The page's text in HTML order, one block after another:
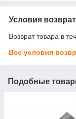
Условия
Возврат товара в
Все условия
Подобные